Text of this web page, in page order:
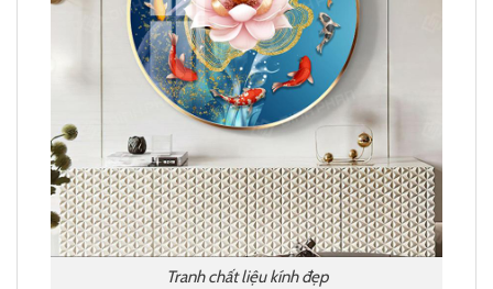
Tranh chất liệu kính đẹp